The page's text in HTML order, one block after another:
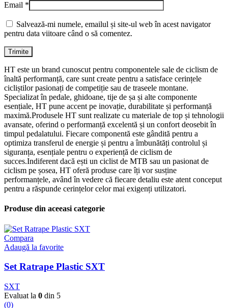
Email *
Salvează-mi numele, emailul și site-ul web în acest navigator
pentru data viitoare când o să comentez.
HT este un brand cunoscut pentru componentele sale de ciclism de
înaltă performanță, care sunt create pentru a satisface cerințele
cicliștilor pasionați de competiție sau de traseele montane.
Specializat în pedale, ghidoane, tije de șa și alte componente
esențiale, HT pune accent pe inovație, durabilitate și performanță
maximă.Produsele HT sunt realizate cu materiale de top și tehnologii
avansate, oferind o performanță excelentă și un confort deosebit în
timpul pedalatului. Fiecare componentă este gândită pentru a
optimiza transferul de energie și pentru a îmbunătăți controlul și
siguranța, esențiale pentru o experiență de ciclism de
succes.Indiferent dacă ești un ciclist de MTB sau un pasionat de
ciclism pe șosea, HT oferă produse care îți vor susține
performanțele, având în vedere că fiecare detaliu este atent conceput
pentru a răspunde cerințelor celor mai exigenți utilizatori.
Produse din aceeasi categorie
Compara
Adaugă la favorite
Set Ratrape Plastic SXT
SXT
Evaluat la 0 din 5
(0)